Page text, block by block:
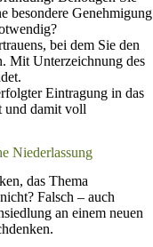
besondere Genehmigung
bei dem Sie den
Mit Unterzeichnung des
Eintragung in das
und damit voll
Niederlassung
das Thema
Falsch – auch
an einem neuen